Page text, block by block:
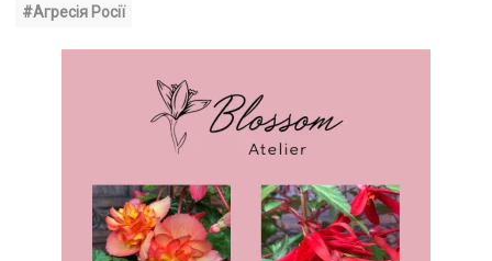
#Агресія Росії